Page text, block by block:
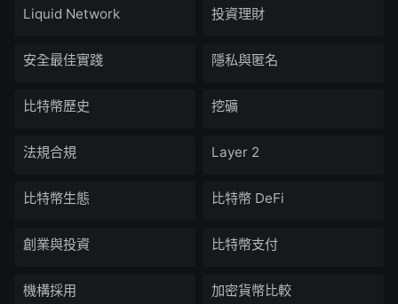
Liquid Network 投資理財
安全最佳實踐 隱私與匿名
比特幣歷史 挖礦
法規合規 Layer 2
比特幣生態 比特幣 DeFi
創業與投資 比特幣支付
機構採用 加密貨幣比較